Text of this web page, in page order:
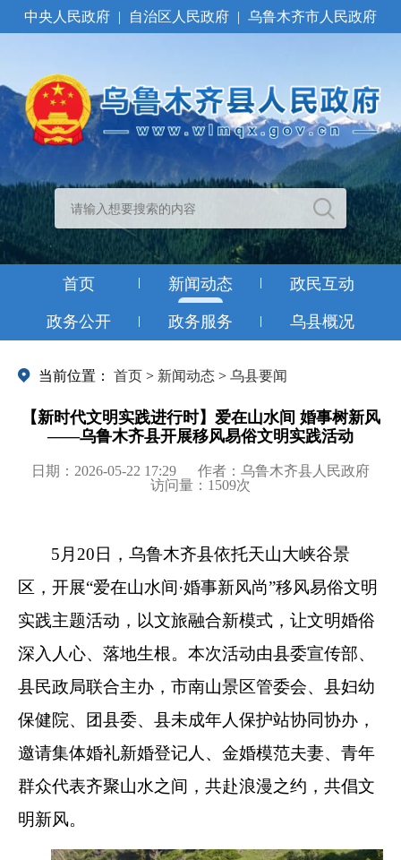
中央人民政府 | 自治区人民政府 | 乌鲁木齐市人民政府
首页 新闻动态 政民互动
政务公开 政务服务 乌县概况
当前位置： 首页 > 新闻动态 > 乌县要闻
【新时代文明实践进行时】爱在山水间 婚事树新风
——乌鲁木齐县开展移风易俗文明实践活动
日期：2026-05-22 17:29
作者：乌鲁木齐县人民政府
访问量： 1509次
5 月 20 日，乌鲁木齐县依托天山大峡谷景
区 ，开展“爱在山水间 ·婚事新风尚”移风易俗文明
实践主题活动，以文旅融合新模式，让文明婚俗
深入人心、落地生根。本次活动由县委宣传部、
县民政局联合主办， 市南山景区管委会、 县妇幼
保健院、团县委、县未成年人保护站协同协办，
邀请集体婚礼新婚登记人、金婚模范夫妻、青年
群众代表齐聚山水之间，共赴浪漫之约，共倡文
明新风。